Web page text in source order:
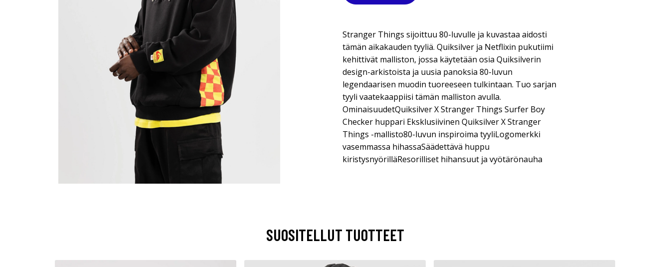
Stranger Things sijoittuu 80-luvulle ja kuvastaa aidosti
tämän aikakauden tyyliä. Quiksilver ja Netflixin pukutiimi
kehittivät malliston, jossa käytetään osia Quiksilverin
design-arkistoista ja uusia panoksia 80-luvun
legendaarisen muodin tuoreeseen tulkintaan. Tuo sarjan
tyyli vaatekaappiisi tämän malliston avulla.
OminaisuudetQuiksilver X Stranger Things Surfer Boy
Checker huppari Eksklusiivinen Quiksilver X Stranger
Things -mallisto80-luvun inspiroima tyyliLogomerkki
vasemmassa hihassaSäädettävä huppu
kiristysnyörilläResorilliset hihansuut ja vyötärönauha
SUOSITELLUT TUOTTEET